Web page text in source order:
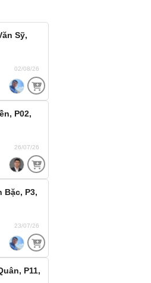
Sỹ,
02/08/26
P02,
26/07/26
Bặc, P3,
23/07/26
P11,